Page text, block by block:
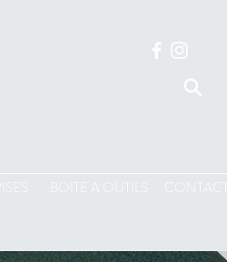
BOITE A OUTILS CONTACT